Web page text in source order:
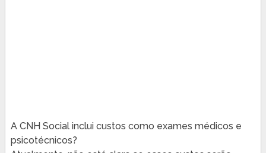
A CNH Social inclui custos como exames médicos e
psicotécnicos?